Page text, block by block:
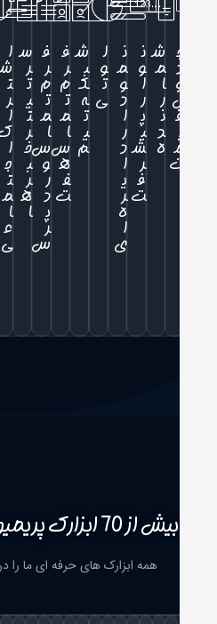
ن
و
ا
ر
پ
ی
ش
ر
ن
م
و
د
ا
ر
د
ل
و
ت
ی
ش
ب
ک
ه
ت
ی
م
ف
ر
م
ت
م
س
ف
ر
م
ت
م
ا
س
و
س
ر
ت
ی
ت
ر
خ
ب
ر
ه
ا
ش
ت
ر
ا
ک
ا
ج
ت
م
ا
ع
ی
ت
ص
و
ی
ر
ش
ا
خ
ص
ع
ن
و
ا
ن
پ
س
ت
بیش از 70 ابزارک پریمیوم و منحصر به فرد
همه ابزارک های حرفه ای ما را در